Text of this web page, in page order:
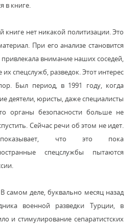
в книге.
книге нет никакой политизации. Это
При его анализе становится
привлекала внимание наших соседей,
спецслужб, разведок. Этот интерес
Был период, в 1991 году, когда
деятели, юристы, даже специалисты
органы безопасности больше не
Сейчас речи об этом не идет.
показывает, что это пока
спецслужбы пытаются
В самом деле, буквально месяц назад
военной разведки Турции, в
и стимулирование сепаратистских